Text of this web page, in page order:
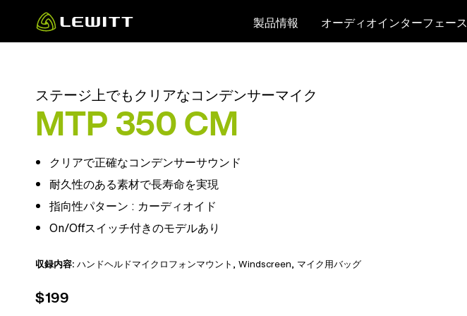
main
製品情報 オーディオインターフェース
ステージ上でもクリアなコンデンサーマイク
MTP 350 CM
クリアで正確なコンデンサーサウンド
耐久性のある素材で長寿命を実現
指向性パターン : カーディオイド
On/Offスイッチ付きのモデルあり
収録内容: ハンドヘルドマイクロフォンマウント , Windscreen, マイク用バッグ
$199